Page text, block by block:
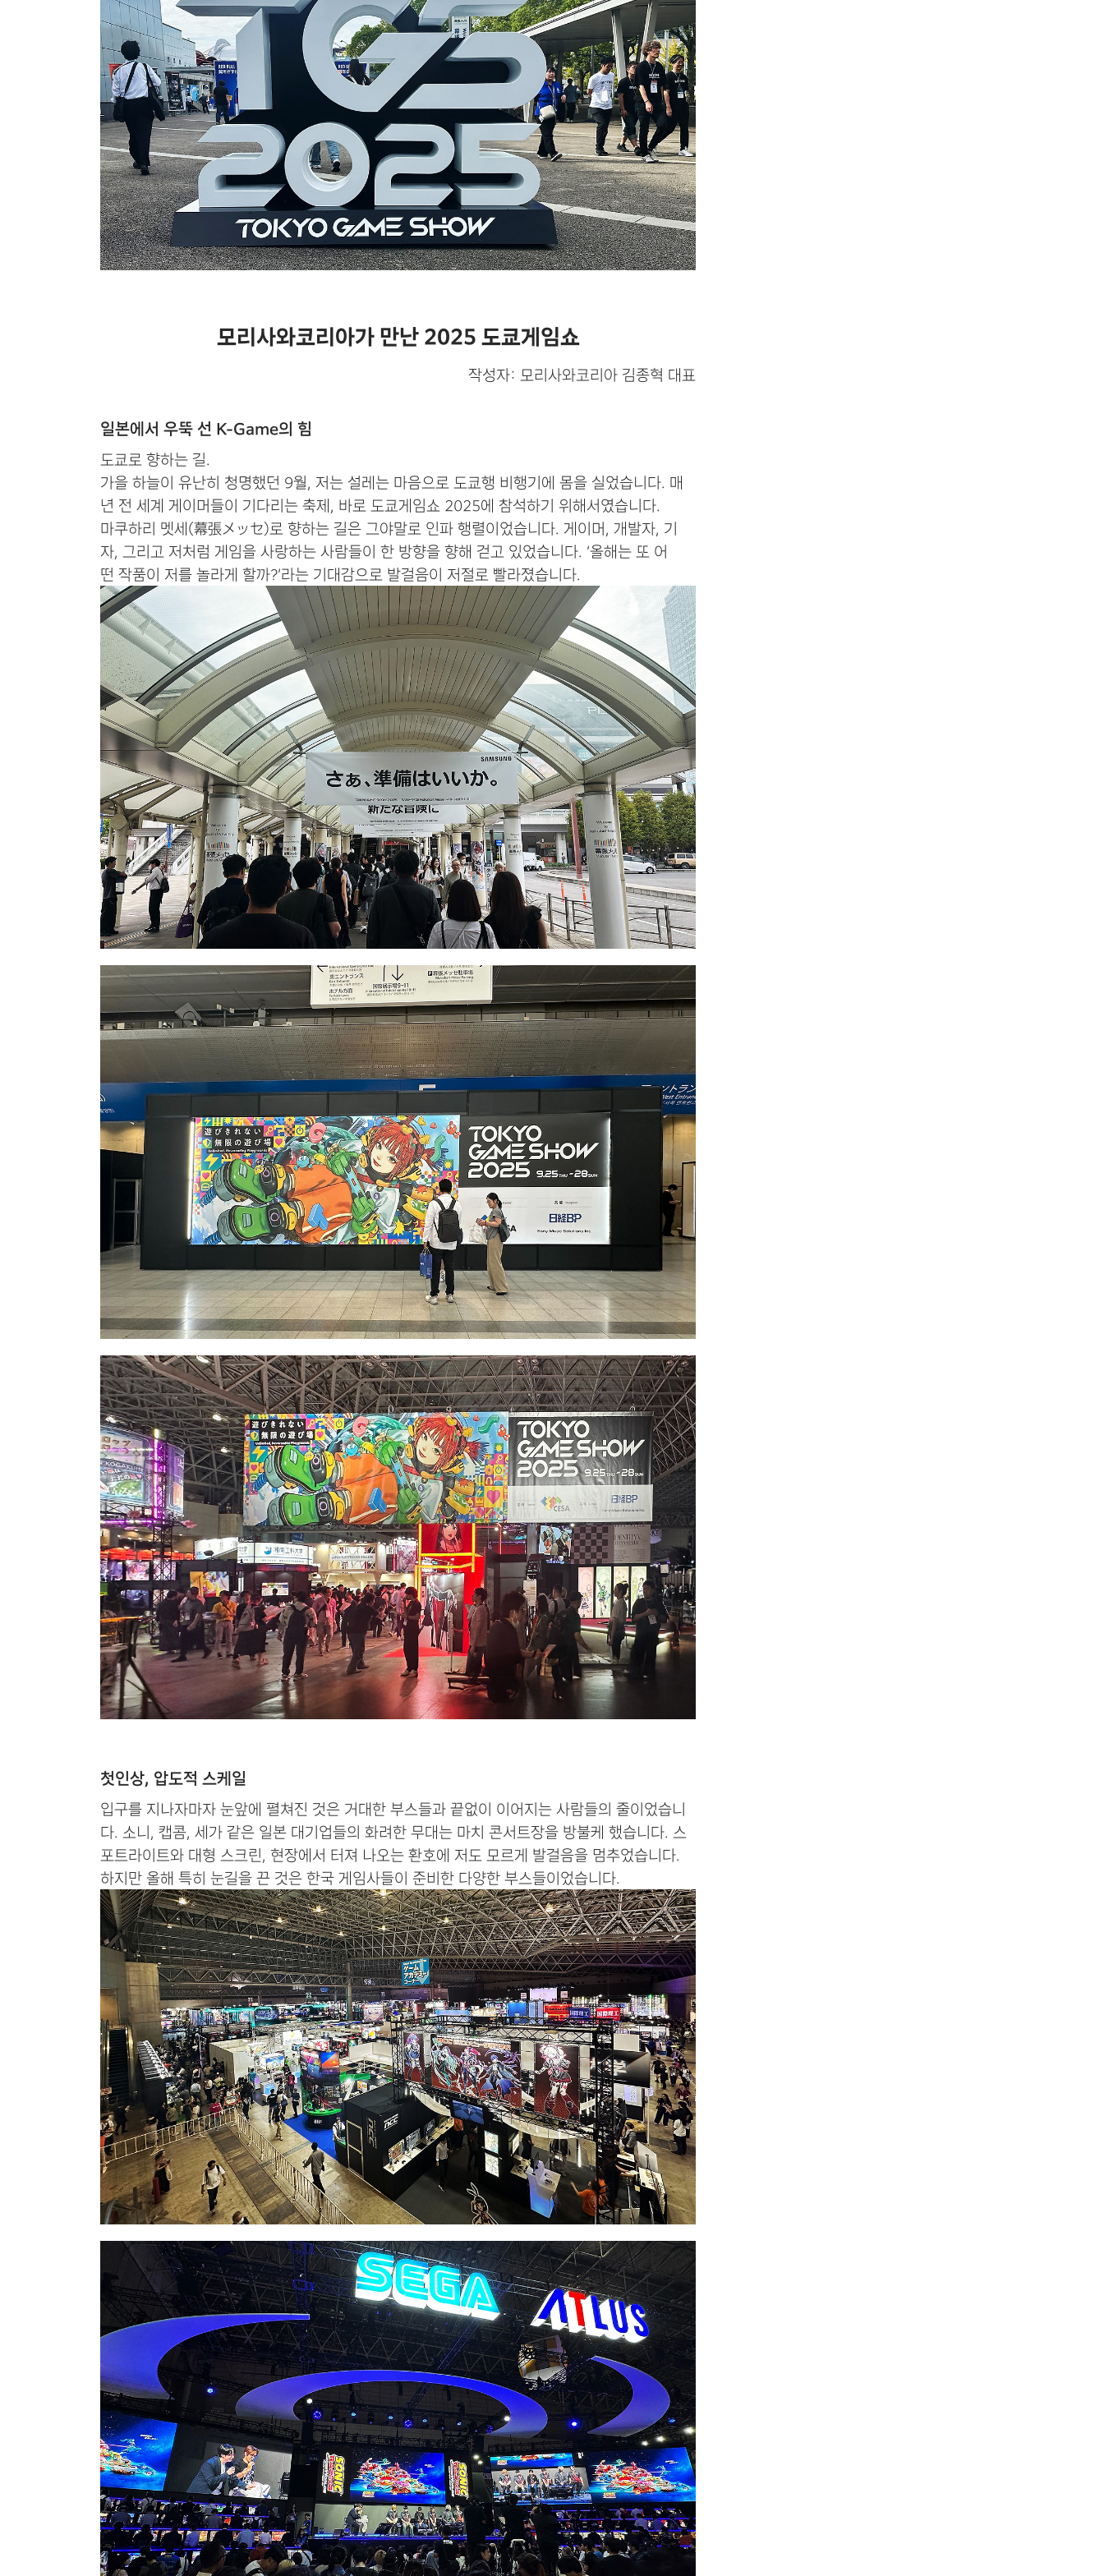
모리사와코리아가 만난 2025 도쿄게임쇼
작성자: 모리사와코리아 김종혁 대표
일본에서 우뚝 선 K-Game의 힘
도쿄로 향하는 길.
가을 하늘이 유난히 청명했던 9월, 저는 설레는 마음으로 도쿄행 비행기에 몸을 실었습니다. 매
년 전 세계 게이머들이 기다리는 축제, 바로 도쿄게임쇼 2025에 참석하기 위해서였습니다.
마쿠하리 멧세(幕張メッセ)로 향하는 길은 그야말로 인파 행렬이었습니다. 게이머, 개발자, 기
자, 그리고 저처럼 게임을 사랑하는 사람들이 한 방향을 향해 걷고 있었습니다. ‘올해는 또 어
떤 작품이 저를 놀라게 할까?’라는 기대감으로 발걸음이 저절로 빨라졌습니다.
첫인상, 압도적 스케일
입구를 지나자마자 눈앞에 펼쳐진 것은 거대한 부스들과 끝없이 이어지는 사람들의 줄이었습니
다. 소니, 캡콤, 세가 같은 일본 대기업들의 화려한 무대는 마치 콘서트장을 방불케 했습니다. 스
포트라이트와 대형 스크린, 현장에서 터져 나오는 환호에 저도 모르게 발걸음을 멈추었습니다.
하지만 올해 특히 눈길을 끈 것은 한국 게임사들이 준비한 다양한 부스들이었습니다.